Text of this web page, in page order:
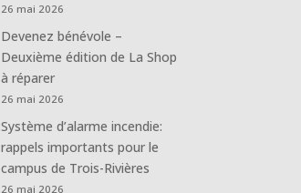
26 mai 2026
Devenez bénévole –
Deuxième édition de La Shop
à réparer
26 mai 2026
Système d’alarme incendie:
rappels importants pour le
campus de Trois-Rivières
26 mai 2026